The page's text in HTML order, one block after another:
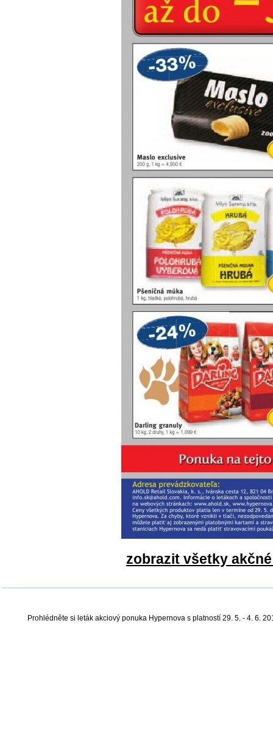
zobrazit všetky
Prohlédněte si leták akciový ponuka Hypernova s platností 29. 5. - 4. 6.